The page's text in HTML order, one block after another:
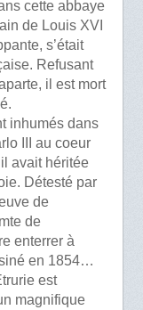
cette abbaye
de Louis XVI
s’était
Refusant
il est mort
inhumés dans
III au coeur
avait héritée
Détesté par
de
de
enterrer à
en 1854…
est
magnifique